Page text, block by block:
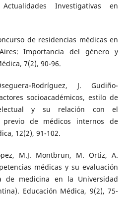
Investigativas en
de residencias médicas en
Importancia del género y
7(2), 90-96.
Rodríguez, J. Gudiño-
socioacadémicos, estilo de
y su relación con el
previo de médicos internos de
12(2), 91-102.
M.J. Montbrun, M. Ortiz, A.
médicas y su evaluación
medicina en la Universidad
Educación Médica, 9(2), 75-